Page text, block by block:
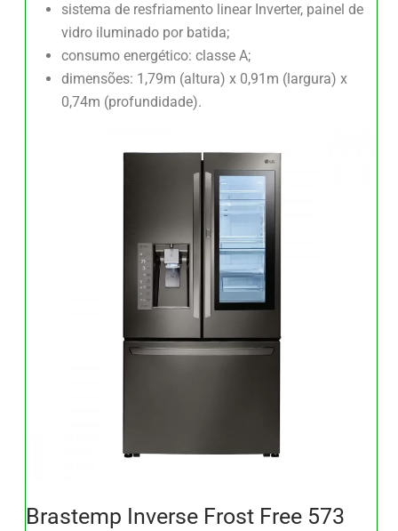
sistema de resfriamento linear Inverter, painel de
vidro iluminado por batida;
consumo energético: classe A;
dimensões: 1,79m (altura) x 0,91m (largura) x
0,74m (profundidade).
Brastemp Inverse Frost Free 573